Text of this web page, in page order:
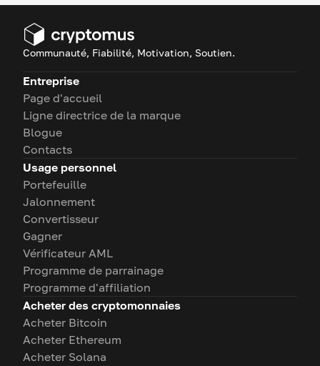
Communauté, Fiabilité, Motivation, Soutien.
Entreprise
Page d'accueil
Ligne directrice de la marque
Blogue
Contacts
Usage personnel
Portefeuille
Jalonnement
Convertisseur
Gagner
Vérificateur AML
Programme de parrainage
Programme d'affiliation
Acheter des cryptomonnaies
Acheter Bitcoin
Acheter Ethereum
Acheter Solana